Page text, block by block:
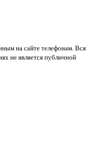
на сайте телефонам. Вся
не является публичной